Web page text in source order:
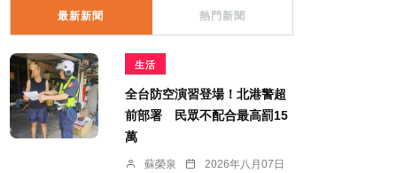
最新新聞 熱門新聞
生活
全台防空演習登場！北港警超
前部署 民眾不配合最高罰15
萬
蘇榮泉
2026年八月07日